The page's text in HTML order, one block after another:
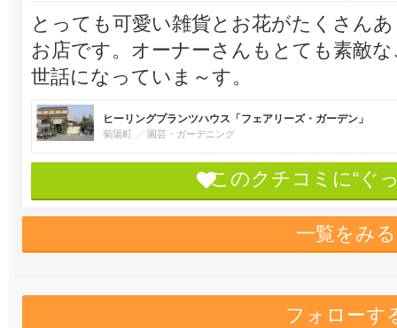
とっても可愛い雑貨とお花がたくさん
お店です。オーナーさんもとても素敵
世話になっていま～す。
ヒーリングプランツハウス「フェアリーズ・ガーデン」
菊陽町 園芸・ガーデニング
このクチコミに“ぐ
一覧をみる
フォローす